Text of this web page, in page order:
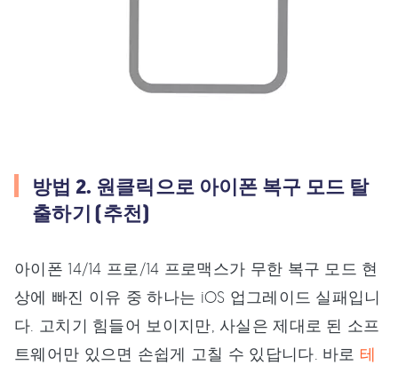
방법 2. 원클릭으로 아이폰 복구 모드 탈
출하기 (추천)
아이폰 14/14 프로/14 프로맥스가 무한 복구 모드 현
상에 빠진 이유 중 하나는 iOS 업그레이드 실패입니
다. 고치기 힘들어 보이지만, 사실은 제대로 된 소프
트웨어만 있으면 손쉽게 고칠 수 있답니다. 바로 테